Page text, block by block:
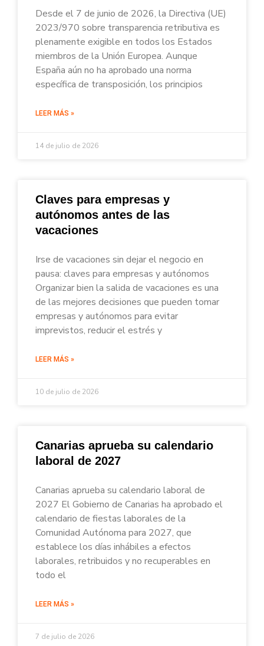
Desde el 7 de junio de 2026, la Directiva (UE)
2023/970 sobre transparencia retributiva es
plenamente exigible en todos los Estados
miembros de la Unión Europea. Aunque
España aún no ha aprobado una norma
específica de transposición, los principios
LEER MÁS »
14 de julio de 2026
Claves para empresas y
autónomos antes de las
vacaciones
Irse de vacaciones sin dejar el negocio en
pausa: claves para empresas y autónomos
Organizar bien la salida de vacaciones es una
de las mejores decisiones que pueden tomar
empresas y autónomos para evitar
imprevistos, reducir el estrés y
LEER MÁS »
10 de julio de 2026
Canarias aprueba su calendario
laboral de 2027
Canarias aprueba su calendario laboral de
2027 El Gobierno de Canarias ha aprobado el
calendario de fiestas laborales de la
Comunidad Autónoma para 2027, que
establece los días inhábiles a efectos
laborales, retribuidos y no recuperables en
todo el
LEER MÁS »
7 de julio de 2026